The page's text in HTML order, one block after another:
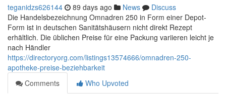
teganidzs626144 89 days ago News
Discuss
Die Handelsbezeichnung Omnadren 250 in Form einer Depot-
Form ist in deutschen Sanitätshäusern nicht direkt Rezept
erhältlich. Die üblichen Preise für eine Packung variieren leicht je
nach Händler
https://directoryorg.com/listings13574666/omnadren-250-
apotheke-preise-beziehbarkeit
Comments
Who Upvoted